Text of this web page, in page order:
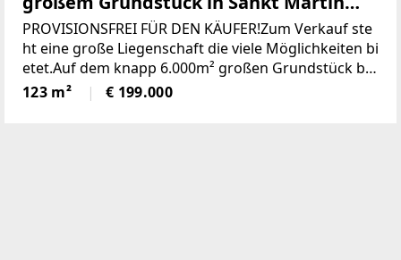
(Provisionsfrei)
PROVISIONSFREI FÜR DEN KÄUFER!Zum Verkauf ste
ht eine große Liegenschaft die viele Möglichkeiten bi
etet.Auf dem knapp 6.000m² großen Grundstück be
findet sich ein Wohngebäude bestehend aus derzeit
zwei getrennten Wohnungen, einem großen zweist
123 m² € 199.000